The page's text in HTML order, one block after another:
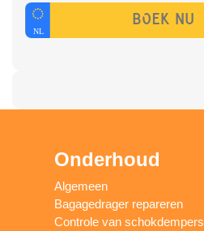
Onderhoud
Algemeen
Bagagedrager repareren
Controle van schokdempers